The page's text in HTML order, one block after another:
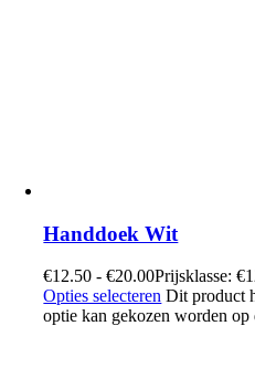
Handdoek Wit
€12.50 - €20.00Prijsklasse:
Opties selecteren Dit product
optie kan gekozen worden